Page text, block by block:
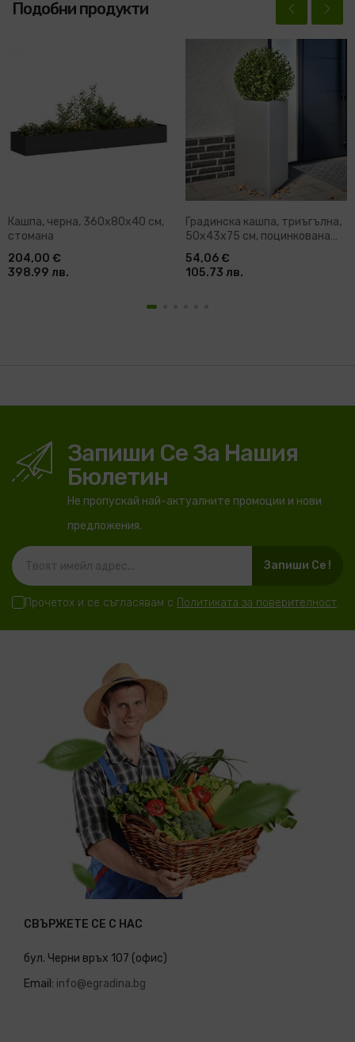
Подобни продукти
Кашпа, черна, 360x80x40 см,
стомана
204,00 €
398.99 лв.
Градинска кашпа, триъгълна,
50x43x75 см, поцинкована
стомана
54,06 €
105.73 лв.
Запиши Се За Нашия
Бюлетин
Не пропускай най-актуалните промоции и нови
предложения.
Запиши Се !
Прочетох и се съгласявам с Политиката за поверителност.
СВЪРЖЕТЕ СЕ С НАС
бул. Черни връх 107 (офис)
Email: info@egradina.bg